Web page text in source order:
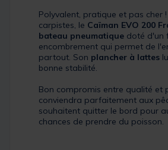
Polyvalent, pratique et pas cher
carpistes, le Caïman EVO 200
bateau pneumatique doté d'un
encombrement qui permet de
partout. Son plancher à lattes
bonne stabilité.
Bon compromis entre qualité et
conviendra parfaitement aux
souhaitent quitter le bord pour
chances de prendre du poisson.